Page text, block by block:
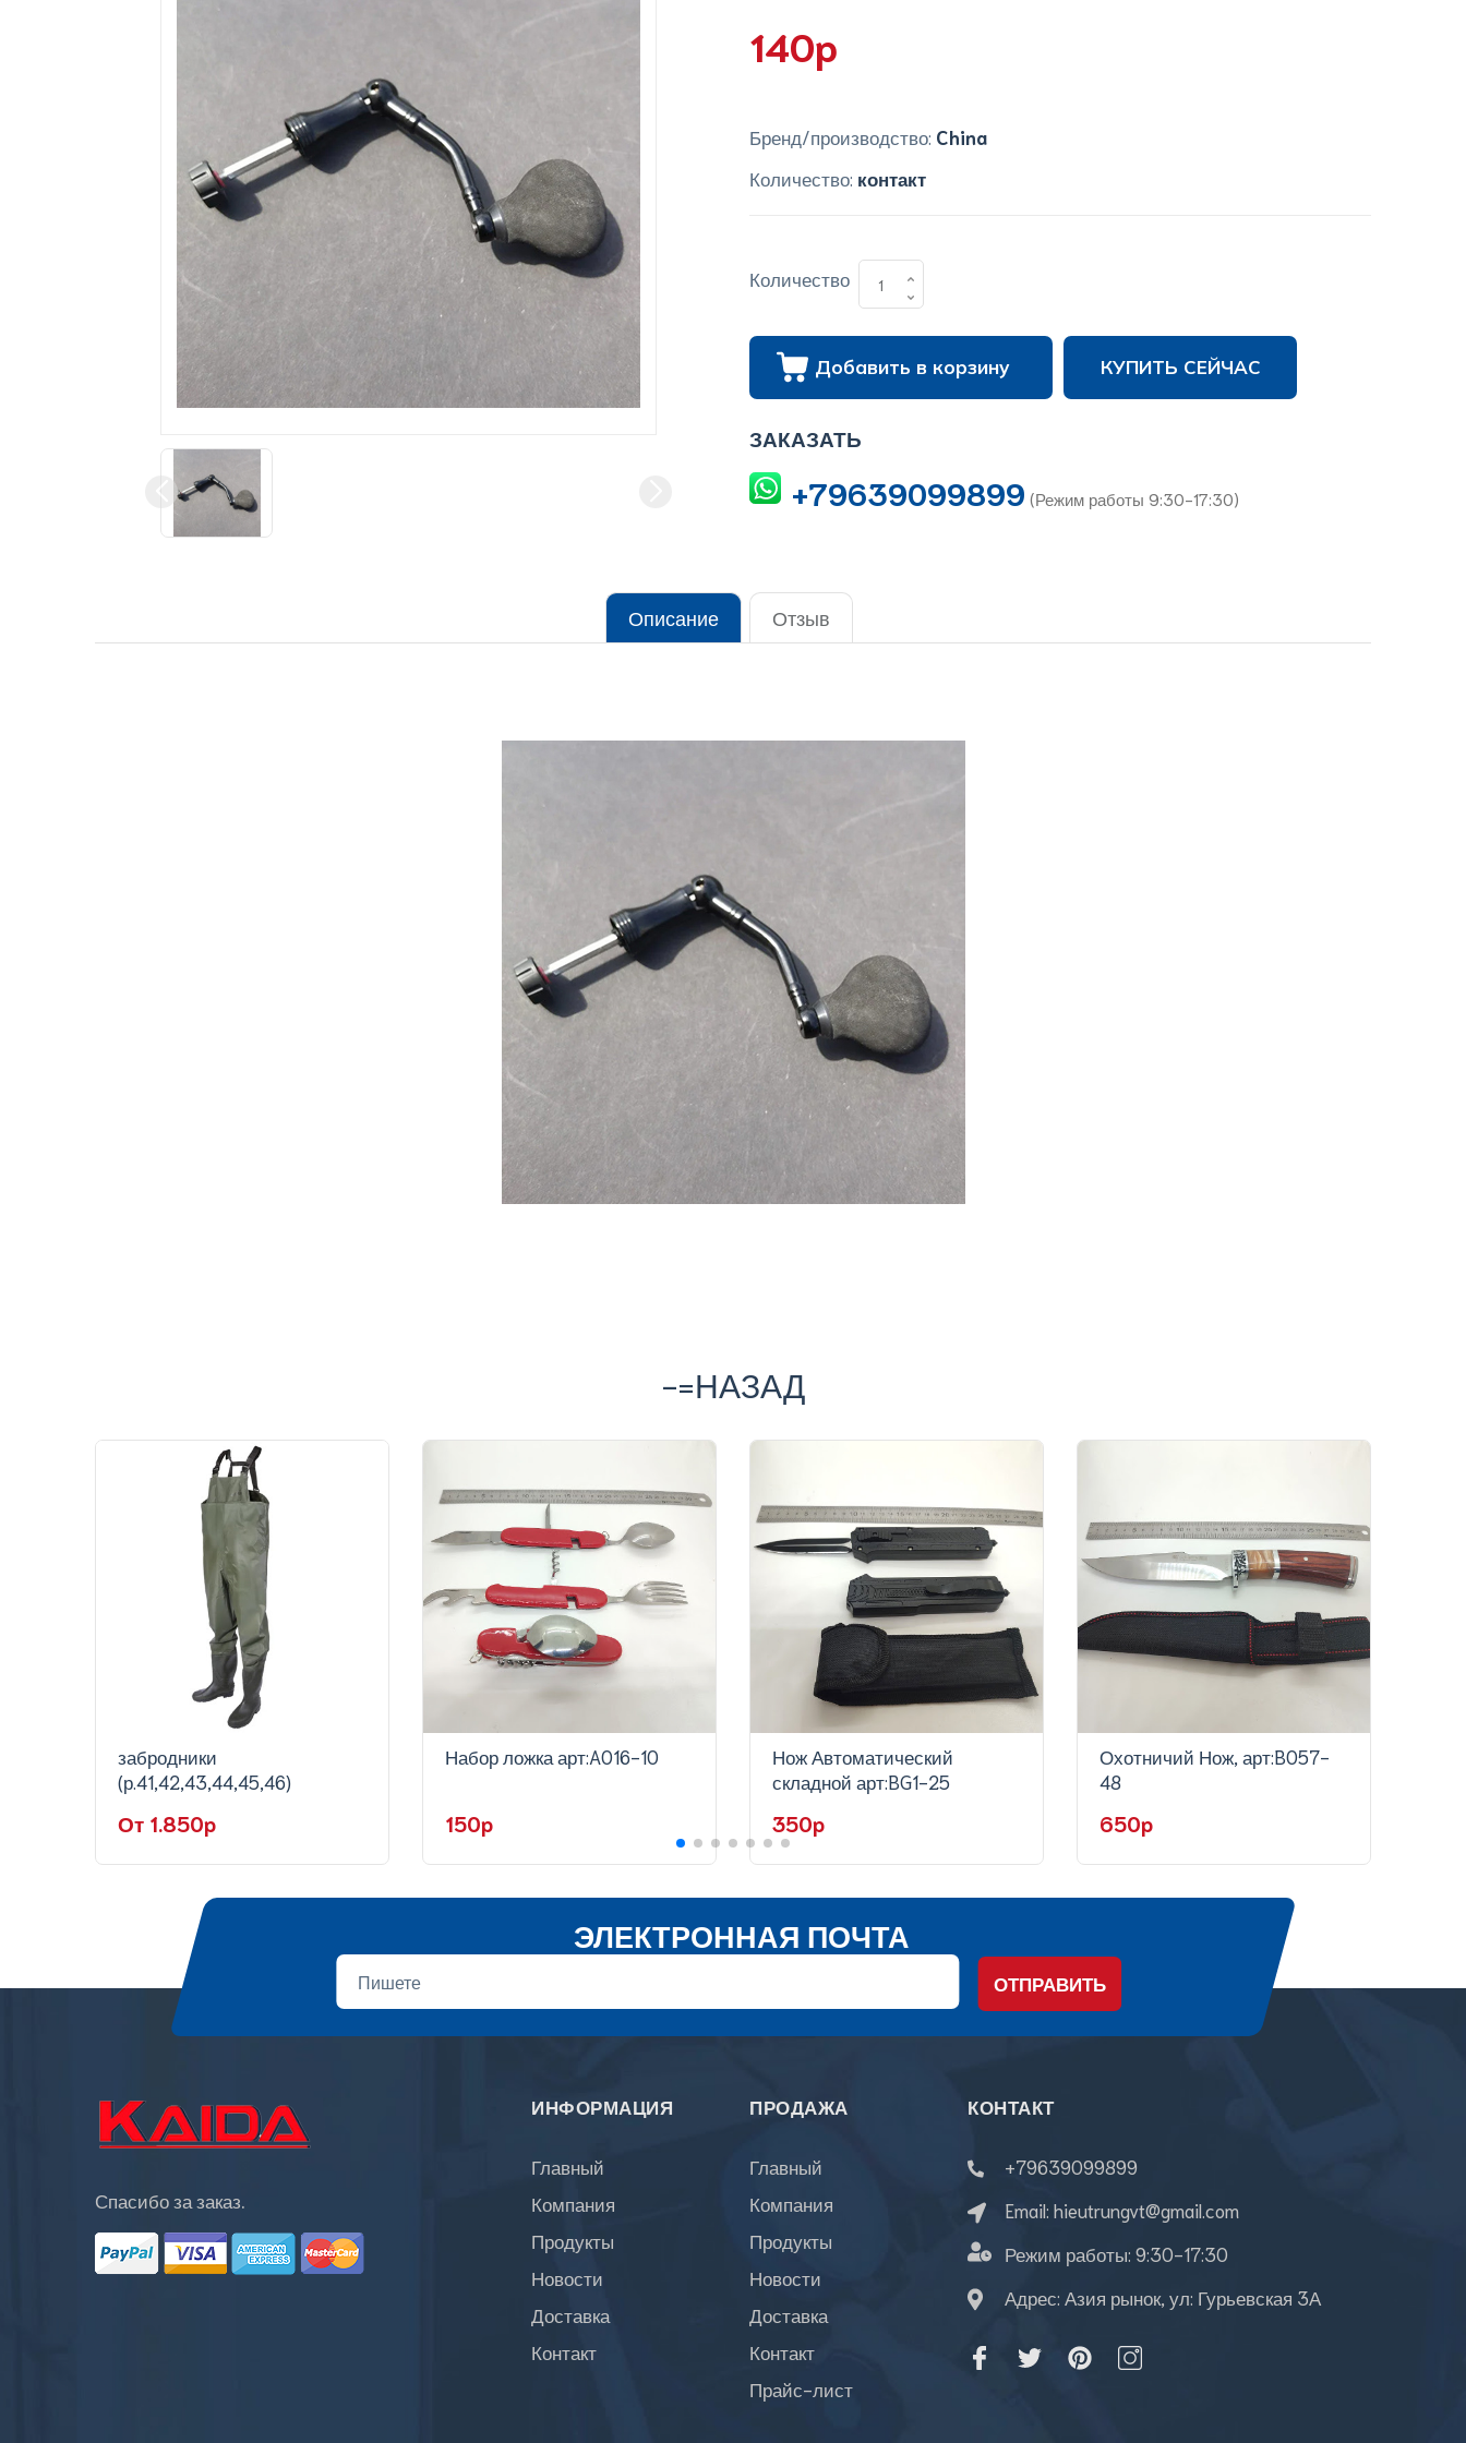
140p
Бренд/производство: China
Количество: контакт
Количество
Добавить в корзину КУПИТЬ СЕЙЧАС
ЗАКАЗАТЬ
+79639099899 (Режим работы 9:30-17:30)
Описание Отзыв
-=НАЗАД
забродники
(р.41,42,43,44,45,46)
От 1.850p
Набор ложка арт:A016-10
150p
Нож Автоматический
складной арт:BG1-25
350p
Охотничий Нож, арт:B057-
48
650p
ЭЛЕКТРОННАЯ ПОЧТА
ОТПРАВИТЬ
Спасибо за заказ.
ИНФОРМАЦИЯ
Главный
Компания
Продукты
Новости
Доставка
Контакт
ПРОДАЖА
Главный
Компания
Продукты
Новости
Доставка
Контакт
Прайс-лист
КОНТАКТ
+79639099899
Email: hieutrungvt@gmail.com
Режим работы: 9:30-17:30
Адрес: Азия рынок, ул: Гурьевская 3А